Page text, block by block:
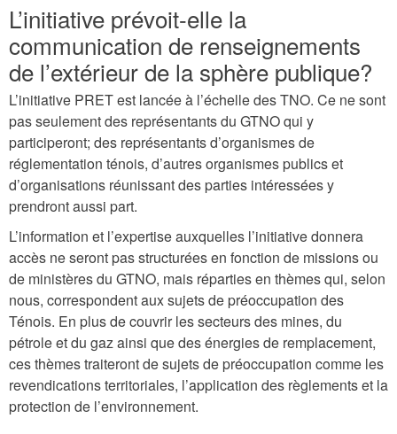
L’initiative prévoit-elle la
communication de renseignements
de l’extérieur de la sphère publique?
L’initiative PRET est lancée à l’échelle des TNO. Ce ne sont
pas seulement des représentants du GTNO qui y
participeront; des représentants d’organismes de
réglementation ténois, d’autres organismes publics et
d’organisations réunissant des parties intéressées y
prendront aussi part.
L’information et l’expertise auxquelles l’initiative donnera
accès ne seront pas structurées en fonction de missions ou
de ministères du GTNO, mais réparties en thèmes qui, selon
nous, correspondent aux sujets de préoccupation des
Ténois. En plus de couvrir les secteurs des mines, du
pétrole et du gaz ainsi que des énergies de remplacement,
ces thèmes traiteront de sujets de préoccupation comme les
revendications territoriales, l’application des règlements et la
protection de l’environnement.